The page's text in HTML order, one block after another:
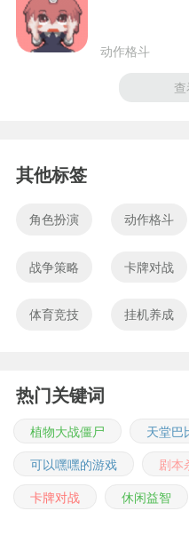
动作格斗
其他标签
角色扮演 动作格斗
战争策略 卡牌对战
体育竞技 挂机养成
热门关键词
植物大战僵尸 天堂巴
可以嘿嘿的游戏
剧本
卡牌对战
休闲益智